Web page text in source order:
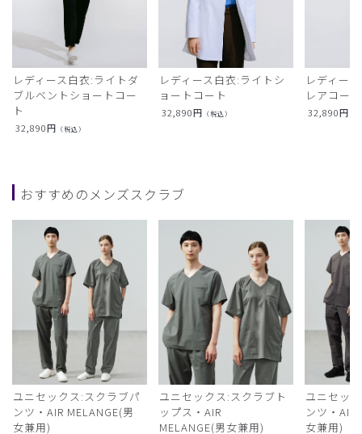
レディース白衣:ライトダ
ブルベントショートコー
ト
32,890円 （税込）
レディース白衣:ライトシ
ョートコート
32,890円 （税込）
レディー
レアコート
32,890円
おすすめのメンズスクラブ
ユニセックス:スクラブパ
ンツ・AIR MELANGE(男
女兼用)
ユニセックス:スクラブト
ップス・AIR
MELANGE(男女兼用)
ユニセッ
ンツ・AIR
女兼用)